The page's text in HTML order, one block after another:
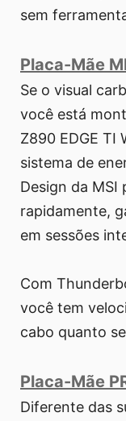
sem
Placa-Mãe
Se o visual
você está
Z890 EDGE TI
sistema de
Design da MSI
rapidamente,
em sessões
Com
você tem
cabo quanto
Placa-Mãe
Diferente das